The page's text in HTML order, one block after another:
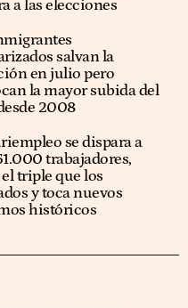
a las elecciones
salvan la
en julio pero
la mayor subida del
2008
se dispara a
trabajadores,
triple que los
y toca nuevos
históricos